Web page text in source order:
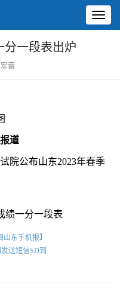
分一段表出炉
蕾
道
公布山东2023年春季
绩一分一段表
东手机报】
送短信SD到